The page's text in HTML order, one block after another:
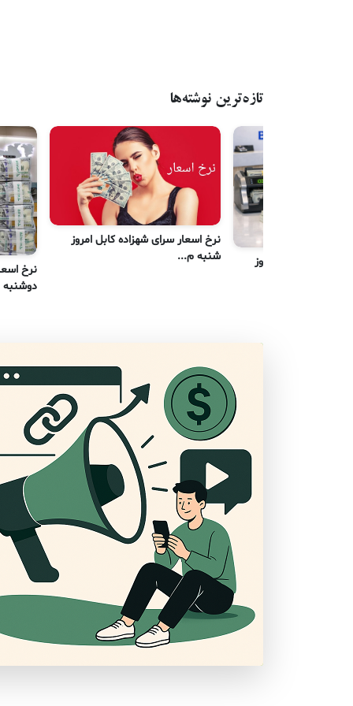
تازه‌ترین نوشته‌ها
نرخ
دوشنبه
نرخ اسعار سرای شهزاده کابل امروز
شنبه م...
شهزاده کابل امروز